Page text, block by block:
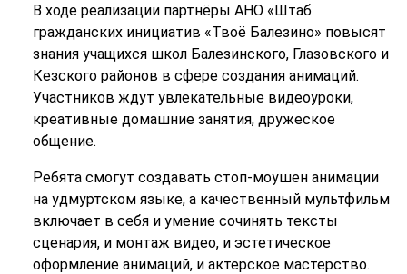
В ходе реализации партнёры АНО «Штаб
гражданских инициатив «Твоё Балезино» повысят
знания учащихся школ Балезинского, Глазовского и
Кезского районов в сфере создания анимаций.
Участников ждут увлекательные видеоуроки,
креативные домашние занятия, дружеское
общение.
Ребята смогут создавать стоп-моушен анимации
на удмуртском языке, а качественный мультфильм
включает в себя и умение сочинять тексты
сценария, и монтаж видео, и эстетическое
оформление анимаций, и актерское мастерство.